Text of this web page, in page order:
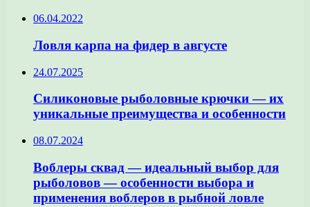
06.04.2022
Ловля карпа на фидер в августе
24.07.2025
Силиконовые рыболовные крючки — их
уникальные преимущества и особенности
08.07.2024
Воблеры сквад — идеальный выбор для
рыболовов — особенности выбора и
применения воблеров в рыбной ловле